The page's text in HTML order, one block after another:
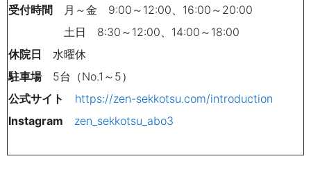
受付時間 月～金 9:00 ～ 12:00 16:00 ～ 20:00
土日 8:30 ～ 12:00 14:00 ～ 18:00
休院日 水曜休
駐車場
5台（No.1 ～ 5）
公式サイト https://zen-sekkotsu.com/introduction
Instagram zen_sekkotsu_abo3